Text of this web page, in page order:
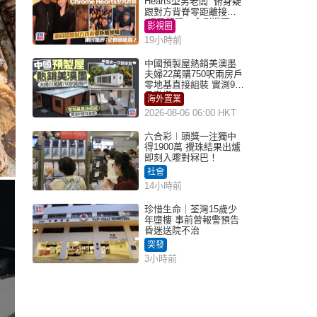
跟對方背脊零距離接觸
網民驚呼：企側邊唔
得？
影視圈
19小時前
中國預製屋熱銷美澳墨
夫婦22萬購750呎兩房戶
零地基直接組裝 實測9個
月激讚
海外置業
2026-08-06 06:00 HKT
六合彩︱頭獎一注獨中
得1900萬 攪珠結果出爐
即刻入嚟對冧巴！
社會
14小時前
珍惜生命｜荃灣15歲少
年墮樓 事前曾報警預告
昏迷送院不治
突發
3小時前